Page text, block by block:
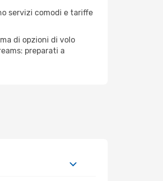
servizi comodi e tariffe
di opzioni di volo
preparati a